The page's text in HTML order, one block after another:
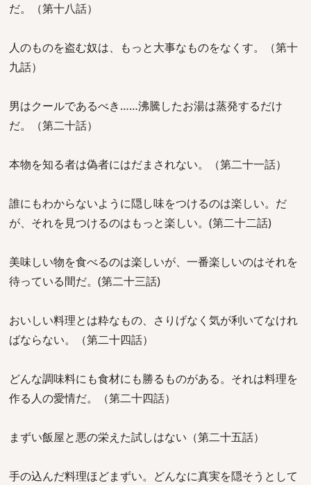
だ。（第十八話）
人のものを盗む奴は、もっと大事なものをなくす。（第十
九話）
男はクールであるべき……沸騰したお湯は蒸発するだけ
だ。（第二十話）
本物を知る者は偽者にはだまされない。（第二十一話）
誰にもわからないように隠し味をつけるのは楽しい。だ
が、それを見つけるのはもっと楽しい。(第二十二話)
美味しい物を食べるのは楽しいが、一番楽しいのはそれを
待っている間だ。(第二十三話)
おいしい料理とは粋なもの、さりげなく気が利いてなけれ
ばならない。（第二十四話）
どんな調味料にも食材にも勝るものがある。それは料理を
作る人の愛情だ。（第二十四話）
まずい飯屋と悪の栄えた試しはない（第二十五話）
手の込んだ料理ほどまずい。どんなに真実を隠そうとして